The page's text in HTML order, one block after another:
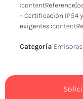
– Certificación IP54
exigentes
Categoría